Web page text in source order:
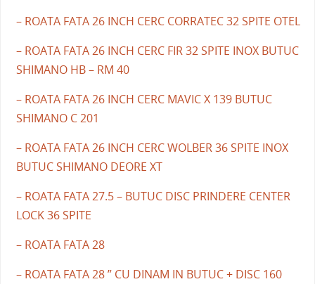
– ROATA FATA 26 INCH CERC CORRATEC 32 SPITE OTEL
– ROATA FATA 26 INCH CERC FIR 32 SPITE INOX BUTUC
SHIMANO HB – RM 40
– ROATA FATA 26 INCH CERC MAVIC X 139 BUTUC
SHIMANO C 201
– ROATA FATA 26 INCH CERC WOLBER 36 SPITE INOX
BUTUC SHIMANO DEORE XT
– ROATA FATA 27.5 – BUTUC DISC PRINDERE CENTER
LOCK 36 SPITE
– ROATA FATA 28
– ROATA FATA 28 ” CU DINAM IN BUTUC + DISC 160